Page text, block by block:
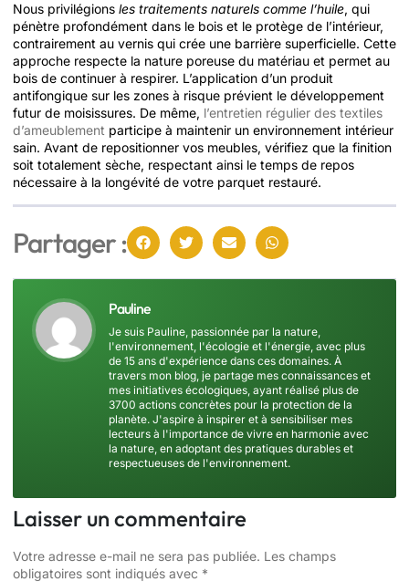
Nous privilégions les traitements naturels comme l’huile, qui
pénètre profondément dans le bois et le protège de l’intérieur,
contrairement au vernis qui crée une barrière superficielle. Cette
approche respecte la nature poreuse du matériau et permet au
bois de continuer à respirer. L’application d’un produit
antifongique sur les zones à risque prévient le développement
futur de moisissures. De même, l’entretien régulier des textiles
d’ameublement participe à maintenir un environnement intérieur
sain. Avant de repositionner vos meubles, vérifiez que la finition
soit totalement sèche, respectant ainsi le temps de repos
nécessaire à la longévité de votre parquet restauré.
Partager :
Pauline
Je suis Pauline, passionnée par la nature,
l'environnement, l'écologie et l'énergie, avec plus
de 15 ans d'expérience dans ces domaines. À
travers mon blog, je partage mes connaissances et
mes initiatives écologiques, ayant réalisé plus de
3700 actions concrètes pour la protection de la
planète. J'aspire à inspirer et à sensibiliser mes
lecteurs à l'importance de vivre en harmonie avec
la nature, en adoptant des pratiques durables et
respectueuses de l'environnement.
Laisser un commentaire
Votre adresse e-mail ne sera pas publiée. Les champs
obligatoires sont indiqués avec *